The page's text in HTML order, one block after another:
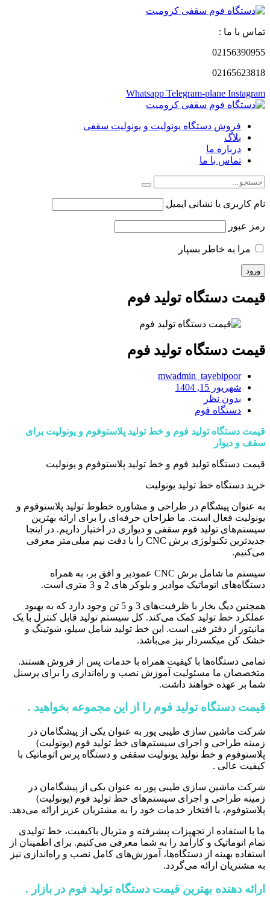
تماس با ما :
02156390955
02165623818
Whatsapp Telegram-plane Instagram
فروش دستگاه یونولیت و یونولیت سقفی
بلاگ
درباره ما
تماس با ما
نام کاربری یا نشانی ایمیل
رمز عبور
مرا به خاطر بسپار
قیمت دستگاه تولید فوم
قیمت دستگاه تولید فوم
mwadmin_tayebipoor
شهریور 15, 1404
بدون نظر
دستگاه فوم
قیمت دستگاه تولید فوم و خط تولید پلاستوفوم و یونولیت برای
سقف و دیوار
قیمت دستگاه تولید فوم و خط تولید پلاستوفوم و یونولیت
خرید دستگاه خط تولید یونولیت
به عنوان پیشگام در طراحی و مشاوره خطوط تولید پلاستوفوم و
یونولیت فعال است. ما طراحان حرفه‌ای را برای ارائه بهترین
سیستم‌های تولید فوم سقفی و دیواری در اختیار داریم. در اینجا
جدیدترین تکنولوژی برش CNC را با دقت نیم میلی‌متر معرفی
می‌کنیم.
سیستم ما شامل برش CNC عمودبر و افق بر، به همراه
دستگاه‌های اتوماتیک موادپز و بلوکر های 2 و 3 متری است.
همچنین دیگ بخار با ظرفیت‌های 3 و 5 تن وجود دارد که به بهبود
عملکرد خط تولید کمک می‌کند. کل سیستم تولید قابل کنترل با یک
مانیتور از دفتر فنی است. این خط تولید شامل سیلو، شوتینگ و
خشک کن میکسردار نیز می‌باشد.
تمامی دستگاه‌ها با کیفیت همراه با خدمات پس از فروش هستند.
متخصصان ما مسئولیت آموزش نصب و راه‌اندازی را برای پرسنل
شما بر عهده خواهند داشت.
قیمت دستگاه تولید فوم را از این مجموعه بخواهید .
شرکت ماشین سازی طیبی پور به عنوان یکی از پیشگامان در
زمینه طراحی و اجرای سیستم‌های خط تولید فوم (یونولیت)
پلاستوفوم و خط تولید یونولیت سقفی و دستگاه پرس اتوماتیک با
کیفیت عالی .
شرکت ماشین سازی طیبی پور به عنوان یکی از پیشگامان در
زمینه طراحی و اجرای سیستم‌های خط تولید فوم (یونولیت)
پلاستوفوم، با افتخار خدمات خود را به مشتریان عزیز ارائه می‌دهد.
ما با استفاده از تجهیزات پیشرفته و متریال باکیفیت، خط تولیدی
تمام اتوماتیک و کارآمد را به شما معرفی می‌کنیم. برای اطمینان از
استفاده بهینه از دستگاه‌ها، آموزش‌های کامل نصب و راه‌اندازی نیز
به مشتریان ارائه می‌گردد.
ارائه دهنده بهترین قیمت دستگاه تولید فوم در بازار .